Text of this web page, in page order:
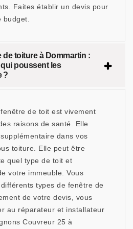
Faites établir un devis pour
budget.
de toiture à Dommartin :
poussent les
?
de toit est vivement
raisons de santé. Elle
dans vos
toiture. Elle peut être
quel type de toit et
votre immeuble. Vous
types de fenêtre de
de votre devis, vous
au réparateur et installateur
Couvreur 25 à